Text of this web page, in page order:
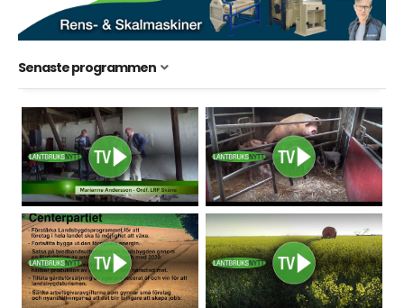
Senaste programmen